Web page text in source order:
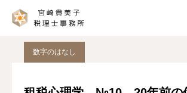
数字のはなし（ブログ）
数字のはなし